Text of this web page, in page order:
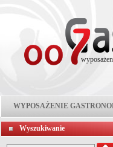
WYPOSAŻENIE
Wyszukiwanie